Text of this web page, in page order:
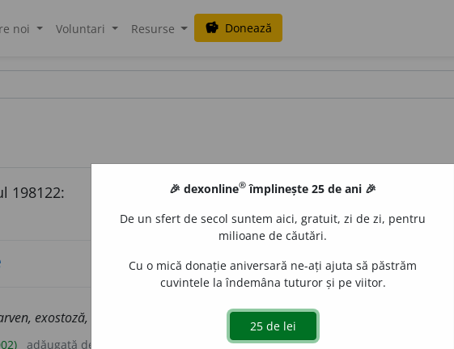
noi Voluntari Resurse savings Donează
198122:
exostoză, spavan.
adăugată de
🎉 dexonline® împlinește 25 de ani 🎉
De un sfert de secol suntem aici, gratuit, zi de zi, pentru
milioane de căutări.
Cu o mică donație aniversară ne-ați ajuta să păstrăm
cuvintele la îndemâna tuturor și pe viitor.